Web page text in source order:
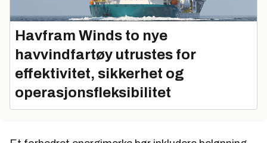
Havfram Winds to nye
havvindfartøy utrustes for
effektivitet, sikkerhet og
operasjonsfleksibilitet